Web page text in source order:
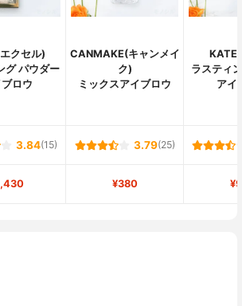
クセル)
グ パウダー
ロウ
CANMAKE(キャンメイ
ク)
ミックスアイブロウ
KATE(
ラスティ
アイ
3.84(15) 3.79(25)
¥380